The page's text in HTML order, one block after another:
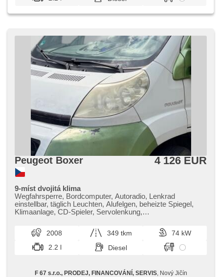
Peugeot Boxer 4 126 EUR
9-míst dvojitá klima
Wegfahrsperre, Bordcomputer, Autoradio, Lenkrad
einstellbar, täglich Leuchten, Alufelgen, beheizte Spiegel,
Klimaanlage, CD-Spieler, Servolenkung,
Handgetriebe, erfüllt 'EURO IV', ABS
2008 349 tkm
74 kW
2.2 l
Diesel
F 67 s.r.o., PRODEJ, FINANCOVÁNÍ, SERVIS, Nový Jičín